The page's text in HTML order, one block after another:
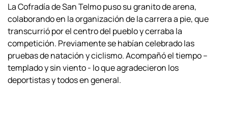
La Cofradía de San Telmo puso su granito de arena,
colaborando en la organización de la carrera a pie, que
transcurrió por el centro del pueblo y cerraba la
competición. Previamente se habían celebrado las
pruebas de natación y ciclismo. Acompañó el tiempo –
templado y sin viento - lo que agradecieron los
deportistas y todos en general.